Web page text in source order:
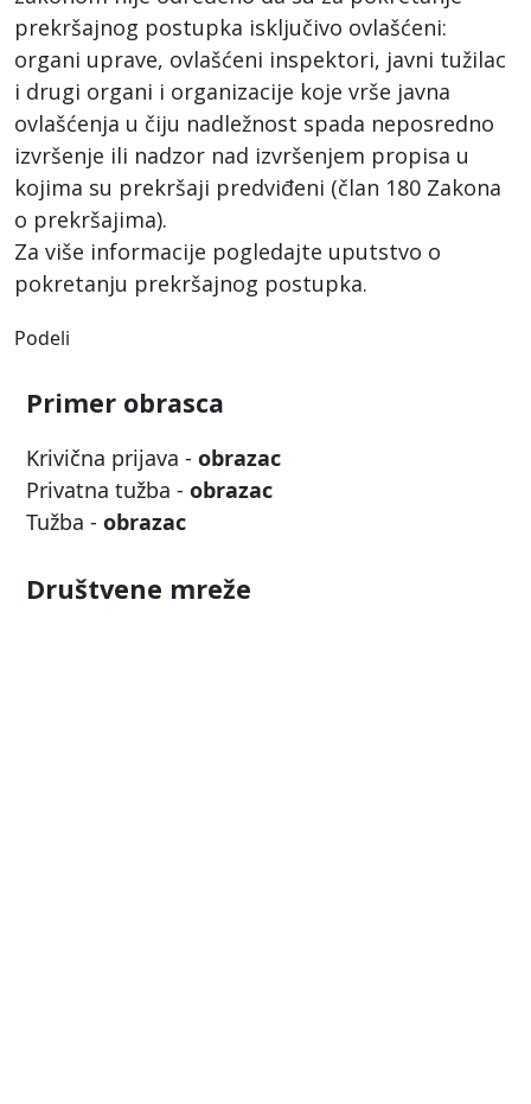
prekršajnog postupka isključivo ovlašćeni:
organi uprave, ovlašćeni inspektori, javni tužilac
i drugi organi i organizacije koje vrše javna
ovlašćenja u čiju nadležnost spada neposredno
izvršenje ili nadzor nad izvršenjem propisa u
kojima su prekršaji predviđeni (član 180 Zakona
o prekršajima).
Za više informacije pogledajte uputstvo o
pokretanju prekršajnog postupka.
Podeli
Primer obrasca
Krivična prijava - obrazac
Privatna tužba - obrazac
Tužba - obrazac
Društvene mreže